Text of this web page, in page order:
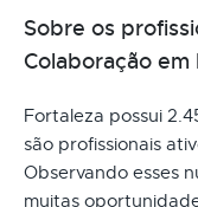
Sobre os
Colaboração em
Fortaleza possui
são profissionais
Observando esses
muitas